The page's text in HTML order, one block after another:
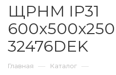
ЩРНМ IP31
32476DEK
Главная — Каталог —